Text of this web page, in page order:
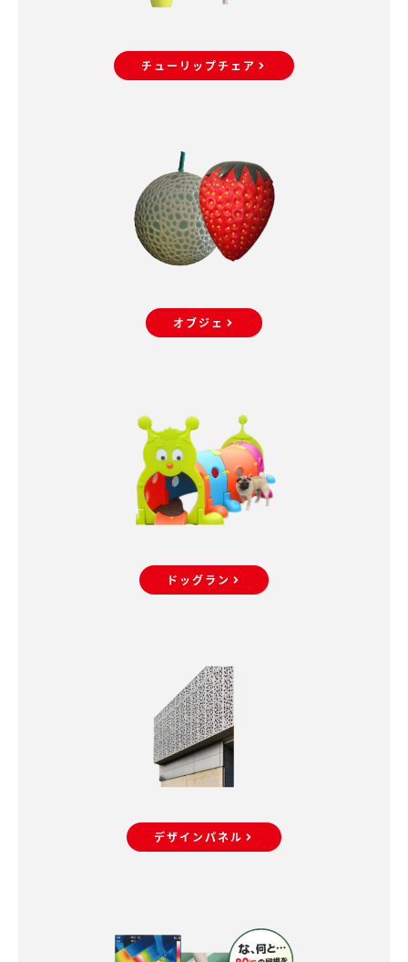
チューリップチェア
オブジェ
ドッグラン
デザインパネル